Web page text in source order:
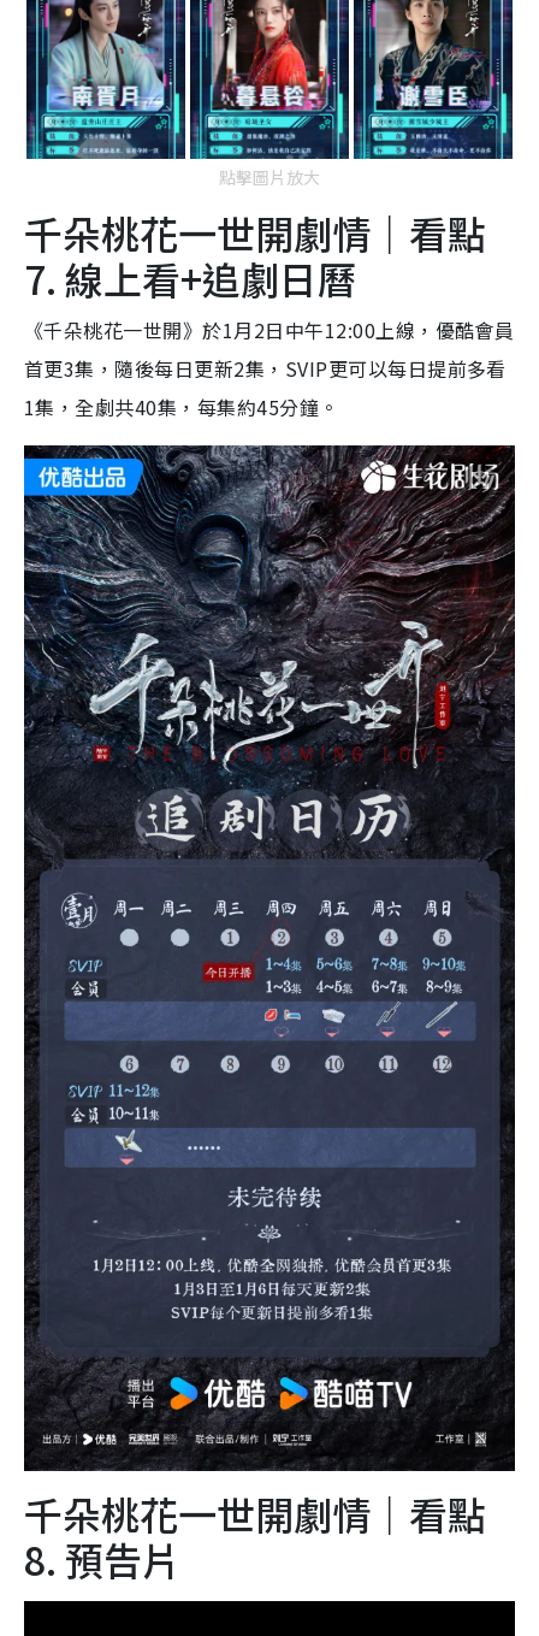
點擊圖片放大
千朵桃花一世開劇情｜看點
7. 線上看+追劇日曆
《千朵桃花一世開》於1月2日中午12:00上線，優酷會員
首更3集，隨後每日更新2集，SVIP更可以每日提前多看
1集，全劇共40集，每集約45分鐘。
千朵桃花一世開劇情｜看點
8. 預告片